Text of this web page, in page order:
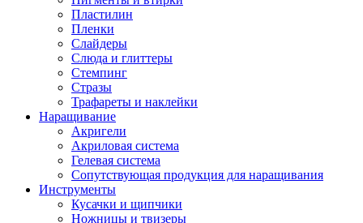
Пластилин
Пленки
Слайдеры
Слюда и глиттеры
Стемпинг
Стразы
Трафареты и наклейки
Наращивание
Акригели
Акриловая система
Гелевая система
Сопутствующая продукция для наращивания
Инструменты
Кусачки и щипчики
Ножницы и твизеры